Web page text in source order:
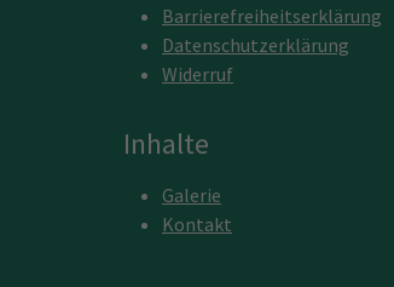
Barrierefreiheitserklärung
Datenschutzerklärung
Widerruf
Inhalte
Galerie
Kontakt